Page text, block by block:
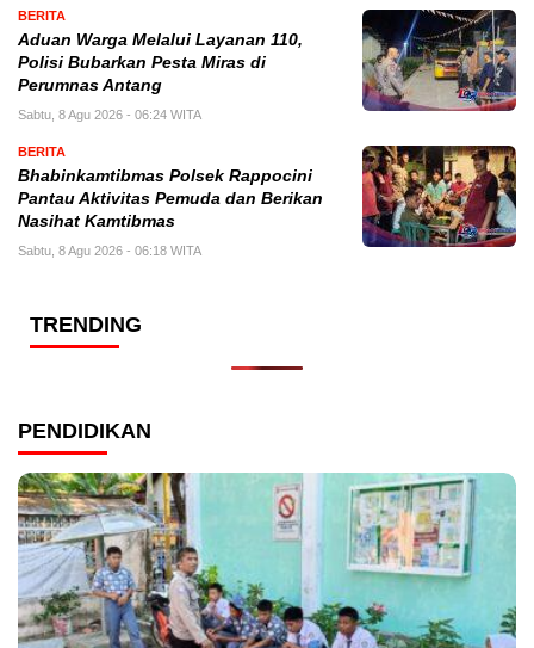
BERITA
Aduan Warga Melalui Layanan 110,
Polisi Bubarkan Pesta Miras di
Perumnas Antang
Sabtu, 8 Agu 2026 - 06:24 WITA
BERITA
Bhabinkamtibmas Polsek Rappocini
Pantau Aktivitas Pemuda dan Berikan
Nasihat Kamtibmas
Sabtu, 8 Agu 2026 - 06:18 WITA
TRENDING
PENDIDIKAN